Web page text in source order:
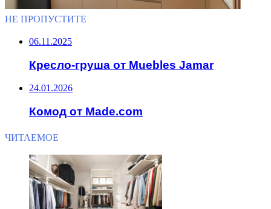
НЕ ПРОПУСТИТЕ
06.11.2025
Кресло-груша от Muebles Jamar
24.01.2026
Комод от Made.com
ЧИТАЕМОЕ